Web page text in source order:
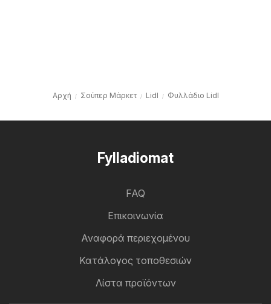
Αρχή Σούπερ Μάρκετ Lidl Φυλλάδιο Lidl
Fylladiomat
FAQ
Επικοινωνία
Αναφορά περιεχομένου
Κατάλογος τοποθεσιών
Λίστα προϊόντων